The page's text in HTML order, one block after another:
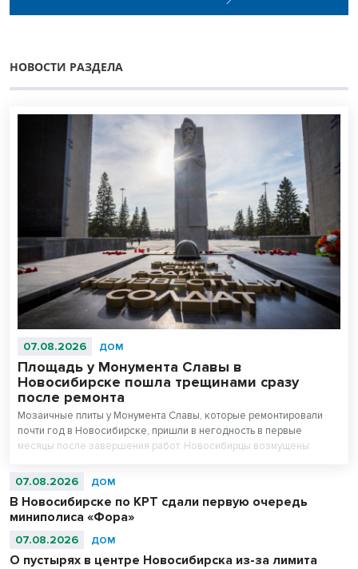
НОВОСТИ РАЗДЕЛА
07.08.2026 ДОМ
Площадь у Монумента Славы в
Новосибирске пошла трещинами сразу
после ремонта
Мозаичные плиты у Монумента Славы, которые ремонтировали
почти год в Новосибирске, пришли в негодность в первые
месяцы после завершения работ. Новосибирцы возмущены
07.08.2026 ДОМ
В Новосибирске по КРТ сдали первую очередь
миниполиса «Фора»
07.08.2026 ДОМ
О пустырях в центре Новосибирска из-за лимита